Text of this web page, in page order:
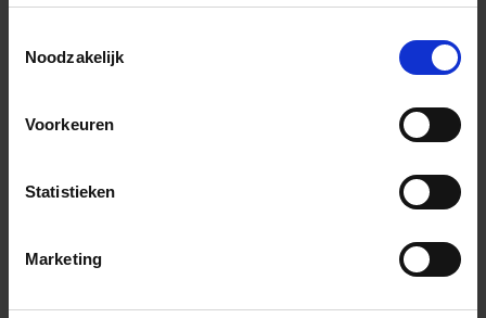
Noodzakelijk
Voorkeuren
Statistieken
Marketing